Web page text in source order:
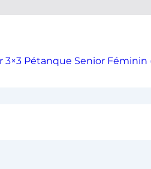
3×3 Pétanque Senior Féminin